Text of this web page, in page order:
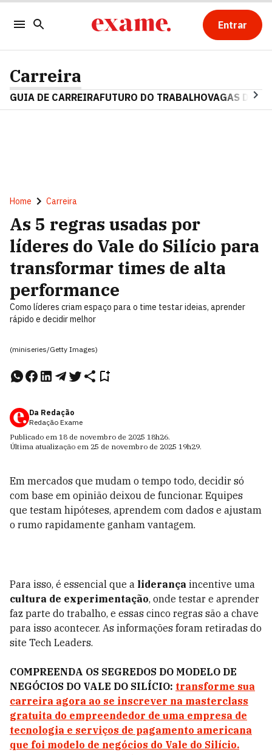
Entrar
Carreira
GUIA DE CARREIRAFUTURO DO TRABALHOVAGAS DE
Home Carreira
As 5 regras usadas por
líderes do Vale do Silício para
transformar times de alta
performance
Como líderes criam espaço para o time testar ideias, aprender
rápido e decidir melhor
(miniseries/Getty Images)
Da Redação
Redação Exame
Publicado em 18 de novembro de 2025 18h26.
Última atualização em 25 de novembro de 2025 19h29.
Em mercados que mudam o tempo todo, decidir só
com base em opinião deixou de funcionar. Equipes
que testam hipóteses, aprendem com dados e ajustam
o rumo rapidamente ganham vantagem.
Para isso, é essencial que a liderança incentive uma
cultura de experimentação, onde testar e aprender
faz parte do trabalho, e essas cinco regras são a chave
para isso acontecer. As informações foram retiradas do
site Tech Leaders.
COMPREENDA OS SEGREDOS DO MODELO DE
NEGÓCIOS DO VALE DO SILÍCIO: transforme sua
carreira agora ao se inscrever na masterclass
gratuita do empreendedor de uma empresa de
tecnologia e serviços de pagamento americana
que foi modelo de negócios do Vale do Silício.